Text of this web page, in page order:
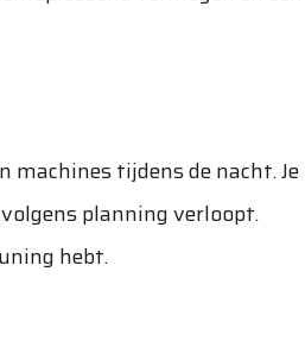
machines tijdens de nacht. Je
planning verloopt.
hebt.